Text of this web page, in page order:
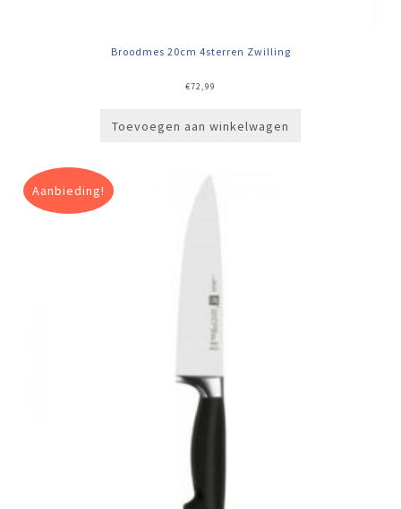
Broodmes 20cm 4sterren Zwilling
€72,99
Toevoegen aan winkelwagen
Aanbieding!